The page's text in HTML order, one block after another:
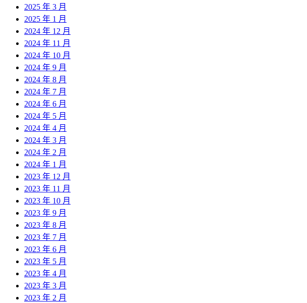
2025 年 3 月
2025 年 1 月
2024 年 12 月
2024 年 11 月
2024 年 10 月
2024 年 9 月
2024 年 8 月
2024 年 7 月
2024 年 6 月
2024 年 5 月
2024 年 4 月
2024 年 3 月
2024 年 2 月
2024 年 1 月
2023 年 12 月
2023 年 11 月
2023 年 10 月
2023 年 9 月
2023 年 8 月
2023 年 7 月
2023 年 6 月
2023 年 5 月
2023 年 4 月
2023 年 3 月
2023 年 2 月